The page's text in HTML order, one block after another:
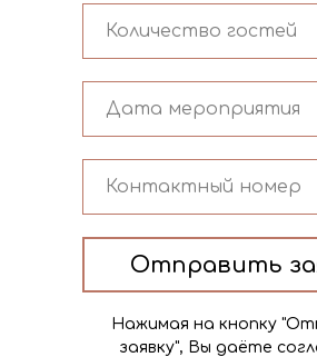
Нажимая на кнопку
заявку", Вы даёте
Отправить